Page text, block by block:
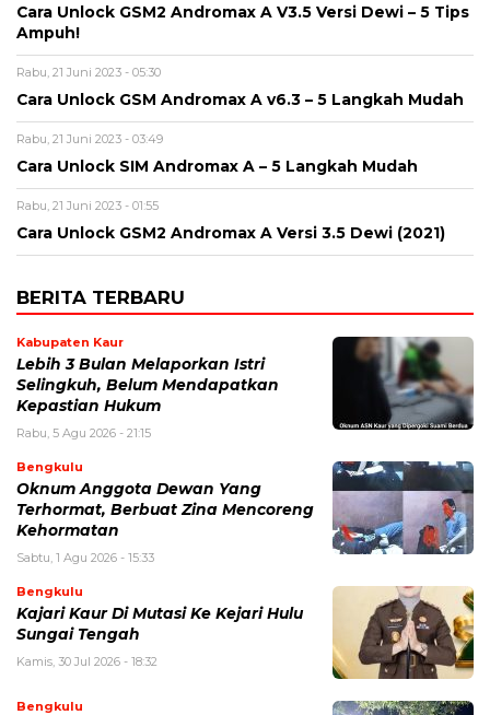
Cara Unlock GSM2 Andromax A V3.5 Versi Dewi – 5 Tips
Ampuh!
Rabu, 21 Juni 2023 - 05:30
Cara Unlock GSM Andromax A v6.3 – 5 Langkah Mudah
Rabu, 21 Juni 2023 - 03:49
Cara Unlock SIM Andromax A – 5 Langkah Mudah
Rabu, 21 Juni 2023 - 01:55
Cara Unlock GSM2 Andromax A Versi 3.5 Dewi (2021)
BERITA TERBARU
Kabupaten Kaur
Lebih 3 Bulan Melaporkan Istri
Selingkuh, Belum Mendapatkan
Kepastian Hukum
Rabu, 5 Agu 2026 - 21:15
Bengkulu
Oknum Anggota Dewan Yang
Terhormat, Berbuat Zina Mencoreng
Kehormatan
Sabtu, 1 Agu 2026 - 15:33
Bengkulu
Kajari Kaur Di Mutasi Ke Kejari Hulu
Sungai Tengah
Kamis, 30 Jul 2026 - 18:32
Bengkulu